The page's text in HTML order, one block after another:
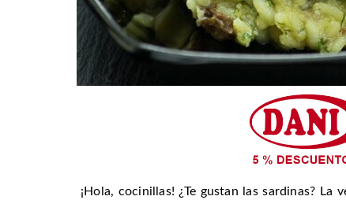
¡Hola, cocinillas! ¿Te gustan las sardinas?